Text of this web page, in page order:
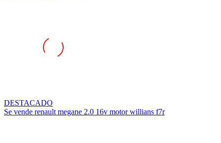
Se vende renault megane 2.0 16v motor willians f7r